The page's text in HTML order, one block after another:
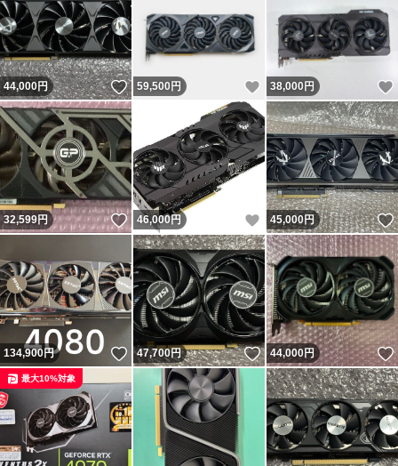
44,000円 いいね！
59,500 円 いいね！
38,000円
32,599円 いいね！
46,000円 いいね！
45,000円
134,900円 いいね！
47,700円 いいね！
44,000円
最大10%対象